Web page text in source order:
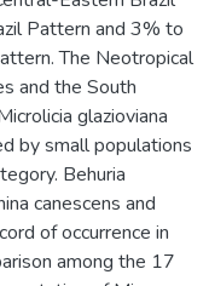
Pattern and 3% to
The Neotropical
and the South
glazioviana
by small populations
Behuria
canescens and
of occurrence in
among the 17